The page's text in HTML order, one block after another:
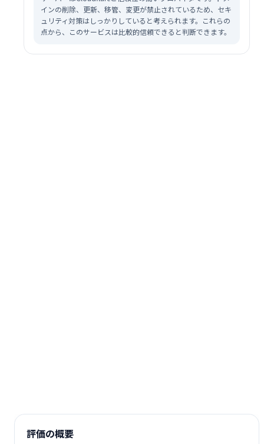
インの削除、更新、移管、変更が禁止されているため、セキ
ュリティ対策はしっかりしていると考えられます。これらの
点から、このサービスは比較的信頼できると判断できます。
評価の概要